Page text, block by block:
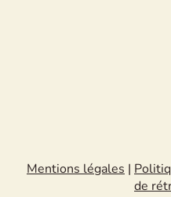
Mentions légales |
de